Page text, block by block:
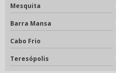
Mesquita
Barra Mansa
Cabo Frio
Teresópolis